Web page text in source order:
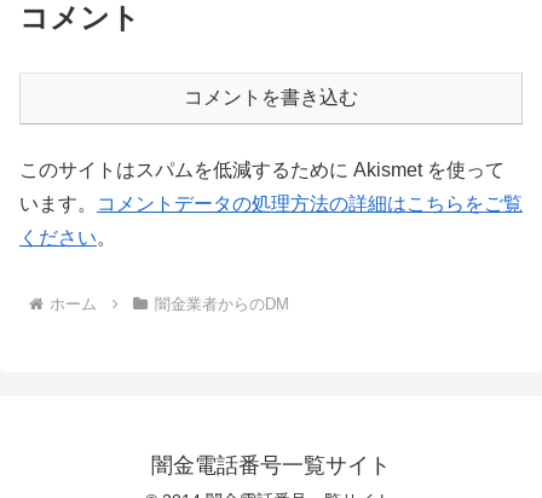
コメント
コメントを書き込む
このサイトはスパムを低減するために Akismet を使って
います。
コメントデータの処理方法の詳細はこちらをご覧
ください。
ホーム 闇金業者からのDM
闇金電話番号一覧サイト